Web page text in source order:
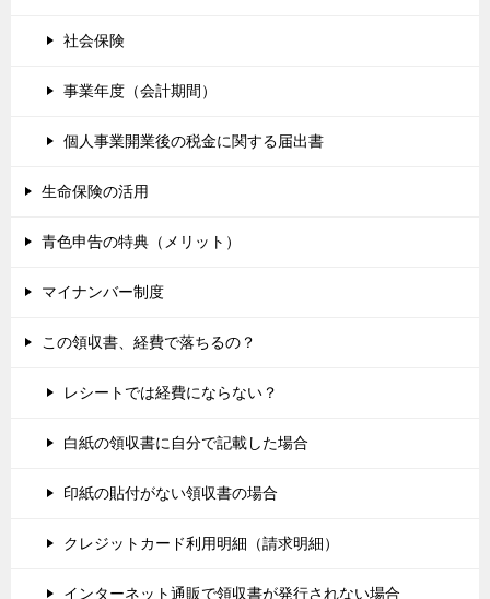
社会保険
事業年度（会計期間）
個人事業開業後の税金に関する届出書
生命保険の活用
青色申告の特典（メリット）
マイナンバー制度
この領収書、経費で落ちるの？
レシートでは経費にならない？
白紙の領収書に自分で記載した場合
印紙の貼付がない領収書の場合
クレジットカード利用明細（請求明細）
インターネット通販で領収書が発行されない場合